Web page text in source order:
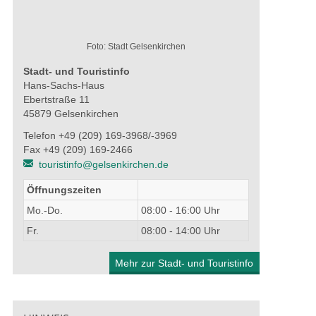
Foto: Stadt Gelsenkirchen
Stadt- und Touristinfo
Hans-Sachs-Haus
Ebertstraße 11
45879 Gelsenkirchen
Telefon +49 (209) 169-3968/-3969
Fax +49 (209) 169-2466
touristinfo@gelsenkirchen.de
Öffnungszeiten
Mo.-Do.
08:00 - 16:00 Uhr
Fr.
08:00 - 14:00 Uhr
Mehr zur Stadt- und Touristinfo